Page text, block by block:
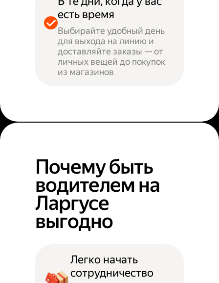
есть время
Выбирайте удобный день
для выхода на линию и
доставляйте заказы — от
личных вещей до покупок
из магазинов
Почему быть
водителем на
Ларгусе
выгодно
Легко начать
сотрудничество